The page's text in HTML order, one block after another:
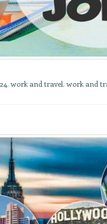
,work and travel,work and